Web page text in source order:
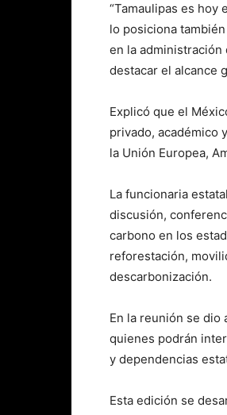
“Tamaulipas es hoy
lo posiciona
en la administración
destacar el alcance
Explicó que el
privado, académico
la Unión Europea,
La funcionaria
discusión,
carbono en los
reforestación,
descarbonización.
En la reunión se dio
quienes podrán
y dependencias
Esta edición se